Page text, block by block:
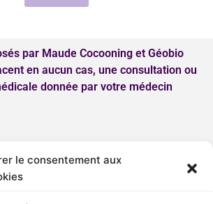
le consentement aux
par Maude Cocooning et Géobio
en aucun cas, une consultation ou
donnée par votre médecin
Menu